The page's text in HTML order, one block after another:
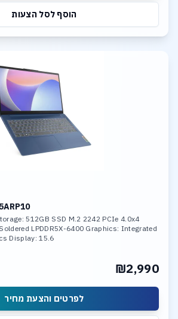
הוסף לסל הצעות
512GB SSD M.2 2242 PCIe 4.0x4
LPDDR5X-6400 Graphics: Integrated
Display: 15.6
₪2,990
לפרטים והצעת מחיר